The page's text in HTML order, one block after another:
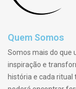
Quem Somos
Somos mais do que
inspiração e
história e cada ritual